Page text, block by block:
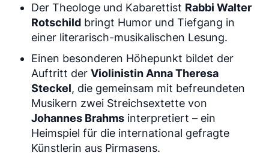
Der Theologe und Kabarettist Rabbi Walter
Rotschild bringt Humor und Tiefgang in
einer literarisch-musikalischen Lesung.
Einen besonderen Höhepunkt bildet der
Auftritt der Violinistin Anna Theresa
Steckel, die gemeinsam mit befreundeten
Musikern zwei Streichsextette von
Johannes Brahms interpretiert – ein
Heimspiel für die international gefragte
Künstlerin aus Pirmasens.